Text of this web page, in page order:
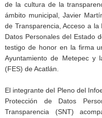
de la cultura de la
ámbito municipal, Javier
de Transparencia, Acceso a
Datos Personales del Estado
testigo de honor en la firma
Ayuntamiento de Metepec y
(FES) de Acatlán.
El integrante del Pleno del
Protección de Datos
Transparencia (SNT)